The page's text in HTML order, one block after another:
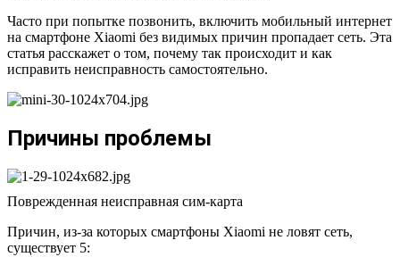
Часто при попытке позвонить, включить мобильный интернет
на смартфоне Xiaomi без видимых причин пропадает сеть. Эта
статья расскажет о том, почему так происходит и как
исправить неисправность самостоятельно.
Причины проблемы
Поврежденная неисправная сим-карта
Причин, из-за которых смартфоны Xiaomi не ловят сеть,
существует 5: